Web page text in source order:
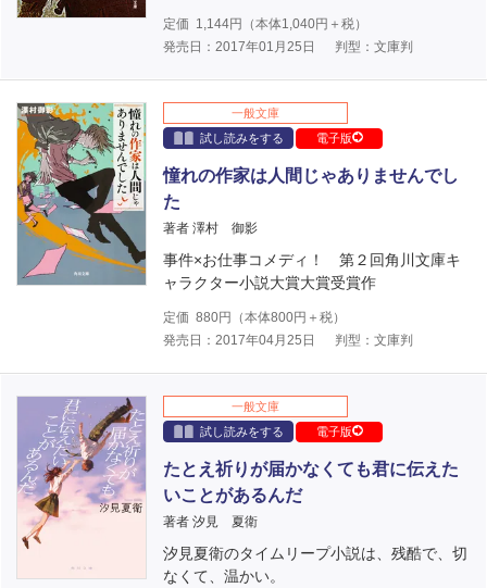
定価 1,144円（本体1,040円＋税）
発売日：2017年01月25日
判型：文庫判
一般文庫
試し読みをする
電子版
憧れの作家は人間じゃありませんでし
た
著者 澤村 御影
事件×お仕事コメディ！ 第２回角川文庫キ
ャラクター小説大賞大賞受賞作
定価 880円（本体800円＋税）
発売日：2017年04月25日
判型：文庫判
一般文庫
試し読みをする
電子版
たとえ祈りが届かなくても君に伝えた
いことがあるんだ
著者 汐見 夏衛
汐見夏衛のタイムリープ小説は、残酷で、切
なくて、温かい。